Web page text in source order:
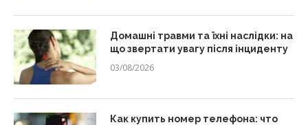
Домашні травми та їхні наслідки: на
що звертати увагу після інциденту
03/08/2026
Как купить номер телефона: что